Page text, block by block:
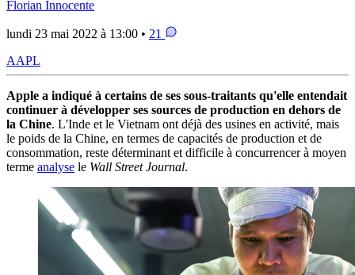
Florian Innocente
lundi 23 mai 2022 à 13:00 • 21
AAPL
Apple a indiqué à certains de ses sous-traitants qu'elle entendait
continuer à développer ses sources de production en dehors de
la Chine. L'Inde et le Vietnam ont déjà des usines en activité, mais
le poids de la Chine, en termes de capacités de production et de
consommation, reste déterminant et difficile à concurrencer à moyen
terme analyse le Wall Street Journal.